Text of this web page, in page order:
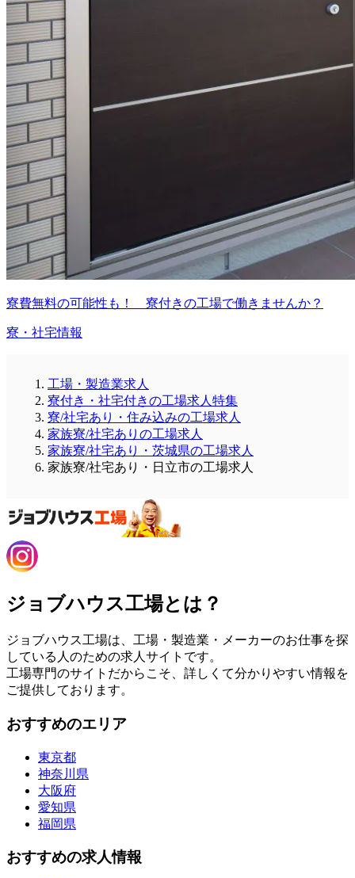
寮費無料の可能性も！ 寮付きの工場で働きませんか？
寮・社宅情報
工場・製造業求人
寮付き・社宅付きの工場求人特集
寮/社宅あり・住み込みの工場求人
家族寮/社宅ありの工場求人
家族寮/社宅あり・茨城県の工場求人
家族寮/社宅あり・日立市の工場求人
ジョブハウス工場とは？
ジョブハウス工場は、工場・製造業・メーカーのお仕事を探
している人のための求人サイトです。
工場専門のサイトだからこそ、詳しくて分かりやすい情報を
ご提供しております。
おすすめのエリア
東京都
神奈川県
大阪府
愛知県
福岡県
おすすめの求人情報